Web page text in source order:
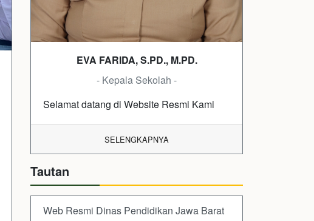
EVA FARIDA, S.PD., M.PD.
- Kepala Sekolah -
Selamat datang di Website Resmi Kami
SELENGKAPNYA
Tautan
Web Resmi Dinas Pendidikan Jawa Barat